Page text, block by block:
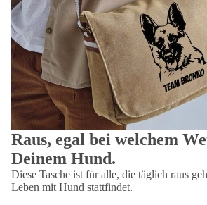
Raus, egal bei welchem
Deinem Hund.
Diese Tasche ist für alle, die täglich raus
Leben mit Hund stattfindet.